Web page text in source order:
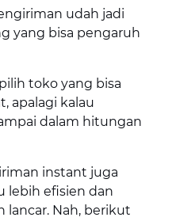
udah jadi
yang bisa pengaruh
toko yang bisa
apalagi kalau
dalam hitungan
instant juga
lebih efisien dan
lancar. Nah, berikut